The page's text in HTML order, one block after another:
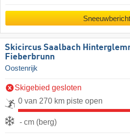
Sneeuwbericht
Skicircus Saalbach
Fieberbrunn
Oostenrijk
Skigebied gesloten
0 van 270 km piste open
- cm (berg)